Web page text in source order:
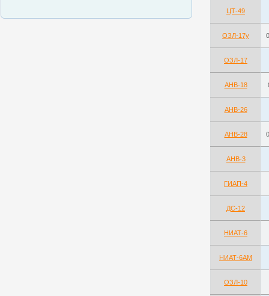
ЦТ-49
ОЗЛ-17у
ОЗЛ-17
АНВ-18
АНВ-26
АНВ-28
АНВ-3
ГИАП-4
ДС-12
НИАТ-6
НИАТ-6АМ
ОЗЛ-10